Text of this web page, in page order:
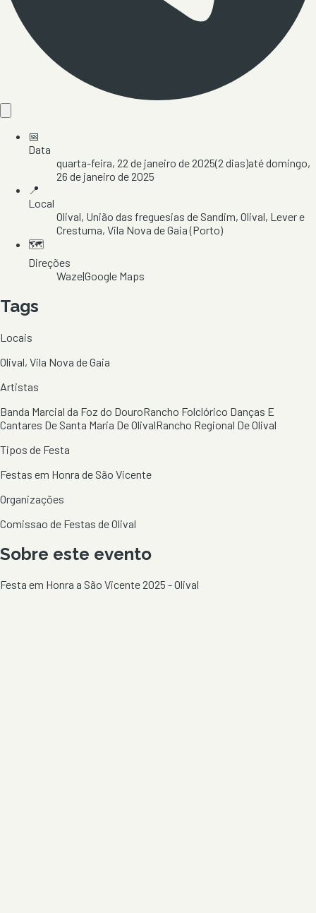
📅
Data
quarta-feira, 22 de janeiro de 2025(2 dias)atédomingo,
26 de janeiro de 2025
📍
Local
Olival, União das freguesias de Sandim, Olival, Lever e
Crestuma, Vila Nova de Gaia(Porto)
🗺️
Direções
Waze|Google Maps
Tags
Locais
Olival, Vila Nova de Gaia
Artistas
Banda Marcial da Foz do DouroRancho Folclórico Danças E
Cantares De Santa Maria De OlivalRancho Regional De Olival
Tipos de Festa
Festas em Honra de São Vicente
Organizações
Comissao de Festas de Olival
Sobre este evento
Festa em Honra a São Vicente 2025 - Olival